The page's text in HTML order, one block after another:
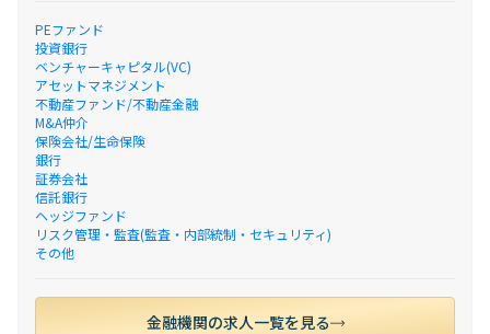
PEファンド
投資銀行
ベンチャーキャピタル(VC)
アセットマネジメント
不動産ファンド/不動産金融
M&A仲介
保険会社/生命保険
銀行
証券会社
信託銀行
ヘッジファンド
リスク管理・監査(監査・内部統制・セキュリティ)
その他
金融機関の求人一覧を見る